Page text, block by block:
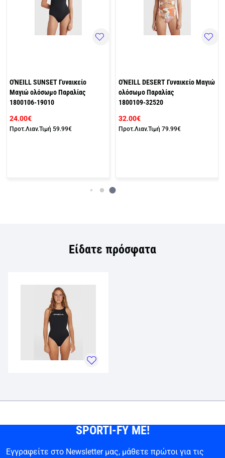
O'NEILL SUNSET Γυναικείο
Μαγιώ ολόσωμο Παραλίας
1800106-19010
24.00€
Προτ.Λιαν.Τιμή 59.99€
O'NEILL DESERT Γυναικείο Μαγιώ
ολόσωμο Παραλίας
1800109-32520
32.00€
Προτ.Λιαν.Τιμή 79.99€
Είδατε πρόσφατα
SPORTI-FY ME!
Εγγραφείτε στο Newsletter μας, μάθετε πρώτοι για τις